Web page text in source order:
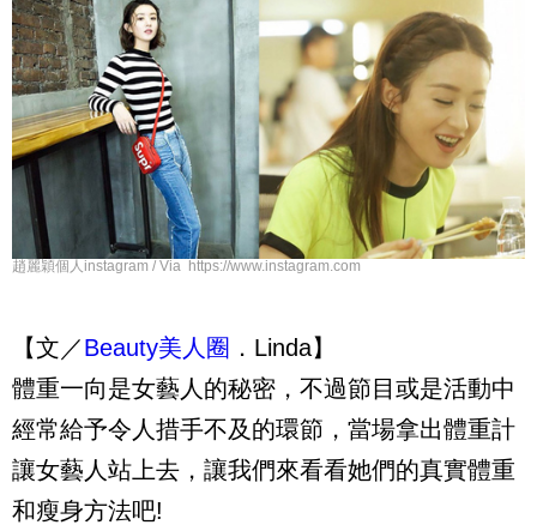
趙麗穎個人instagram / Via https://www.instagram.com
【文／Beauty美人圈 ．Linda】
體重一向是女藝人的秘密，不過節目或是活動中
經常給予令人措手不及的環節，當場拿出體重計
讓女藝人站上去，讓我們來看看她們的真實體重
和瘦身方法吧!